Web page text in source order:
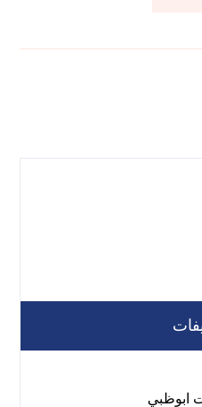
ابوظبي